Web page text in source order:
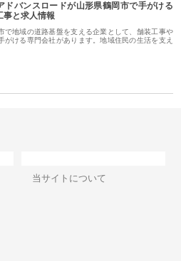
ドバンスロードが山形県鶴岡市で手がける
事と求人情報
で地域の道路基盤を支える企業として、舗装工事や
がける専門会社があります。地域住民の生活を支え
当サイトについて